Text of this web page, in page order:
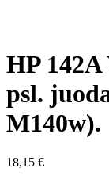
HP 142A
psl.
M140w).
18,15 €